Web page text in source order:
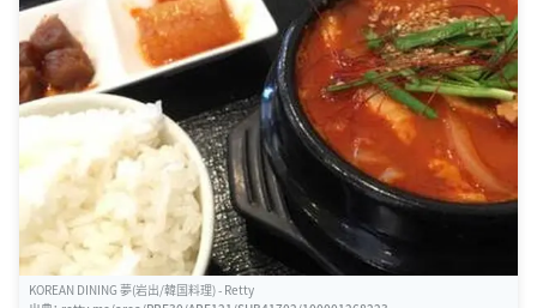
KOREAN DINING 夢(岩出/韓国料理) - Retty